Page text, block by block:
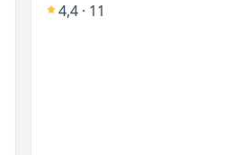
4,4 · 11